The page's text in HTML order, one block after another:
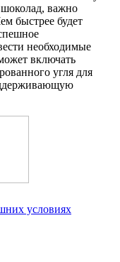
шоколад, важно
быстрее будет
необходимые
включать
угля для
условиях